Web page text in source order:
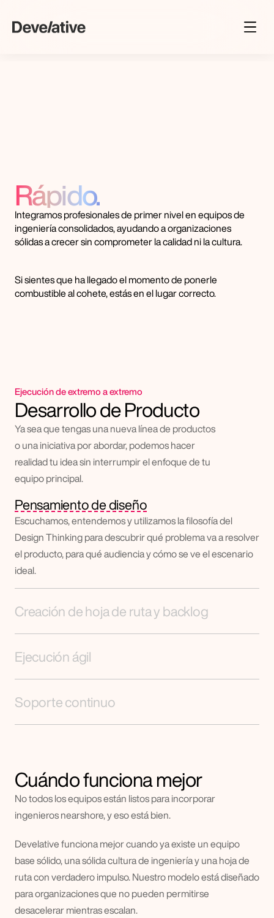
[ 06 ]
Sobre nosotros
[ 06 ]
Carreras
Rápido.
Integramos profesionales de primer nivel en equipos de
ingeniería consolidados, ayudando a organizaciones
sólidas a crecer sin comprometer la calidad ni la cultura.
Si sientes que ha llegado el momento de ponerle
combustible al cohete, estás en el lugar correcto.
Ejecución de extremo a extremo
Desarrollo de Producto
Ya sea que tengas una nueva línea de productos
o una iniciativa por abordar, podemos hacer
realidad tu idea sin interrumpir el enfoque de tu
equipo principal.
Pensamiento de diseño
Escuchamos, entendemos y utilizamos la filosofía del
Design Thinking para descubrir qué problema va a resolver
el producto, para qué audiencia y cómo se ve el escenario
ideal.
Creación de hoja de ruta y backlog
Ejecución ágil
Soporte continuo
Cuándo funciona mejor
No todos los equipos están listos para incorporar
ingenieros nearshore, y eso está bien.
Develative funciona mejor cuando ya existe un equipo
base sólido, una sólida cultura de ingeniería y una hoja de
ruta con verdadero impulso. Nuestro modelo está diseñado
para organizaciones que no pueden permitirse
desacelerar mientras escalan.